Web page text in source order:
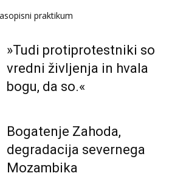
praktikum
»Tudi protiprotestniki so
vredni življenja in hvala
bogu, da so.«
Bogatenje Zahoda,
degradacija severnega
Mozambika